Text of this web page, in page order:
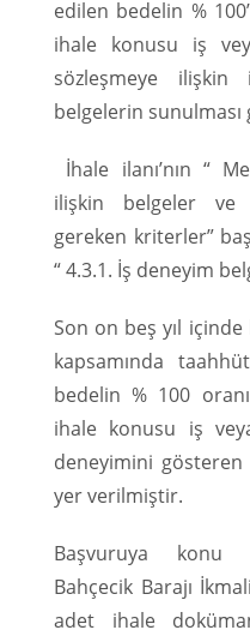
edilen bedelin %
ihale konusu iş
sözleşmeye
belgelerin
İhale ilanı’nın “
ilişkin belgeler ve
gereken kriterler”
“ 4.3.1. İş deneyim
Son on beş yıl
kapsamında
bedelin % 100
ihale konusu iş
deneyimini gösteren
yer verilmiştir.
Başvuruya konu
Bahçecik Barajı
adet ihale